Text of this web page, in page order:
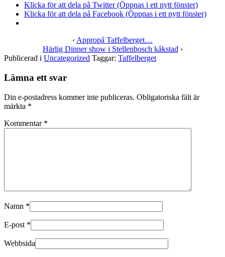
Klicka för att dela på Twitter (Öppnas i ett nytt fönster)
Klicka för att dela på Facebook (Öppnas i ett nytt fönster)
‹ Appropå Taffelberget…
Härlig Dinner show i Stellenbosch kåkstad ›
Publicerad i Uncategorized Taggar: Taffelberget
Lämna ett svar
Din e-postadress kommer inte publiceras. Obligatoriska fält är
märkta *
Kommentar *
Namn *
E-post *
Webbsida